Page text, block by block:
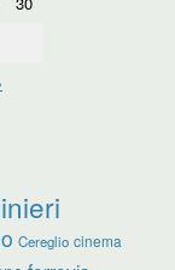
Cereglio cinema